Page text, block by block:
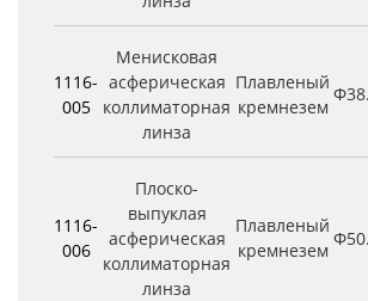
1116-
005
Менисковая
асферическая
коллиматорная
линза
Плавленый
кремнезем
1116-
006
Плоско-
выпуклая
асферическая
коллиматорная
линза
Плавленый
кремнезем